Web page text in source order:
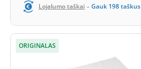
Lojalumo taškai - Gauk 198taškus
ORIGINALAS